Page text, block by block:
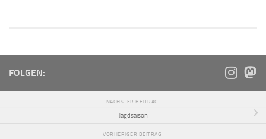
FOLGEN:
NÄCHSTER BEITRAG
Jagdsaison
VORHERIGER BEITRAG